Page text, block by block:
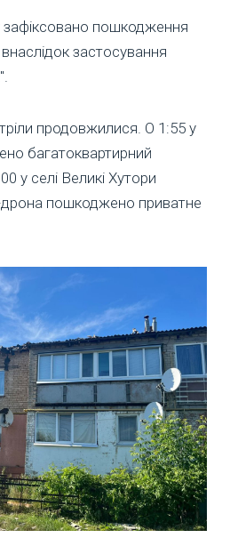
пошкодження
застосування
продовжилися. О 1:55 у
багатоквартирний
у селі Великі Хутори
дрона пошкоджено приватне